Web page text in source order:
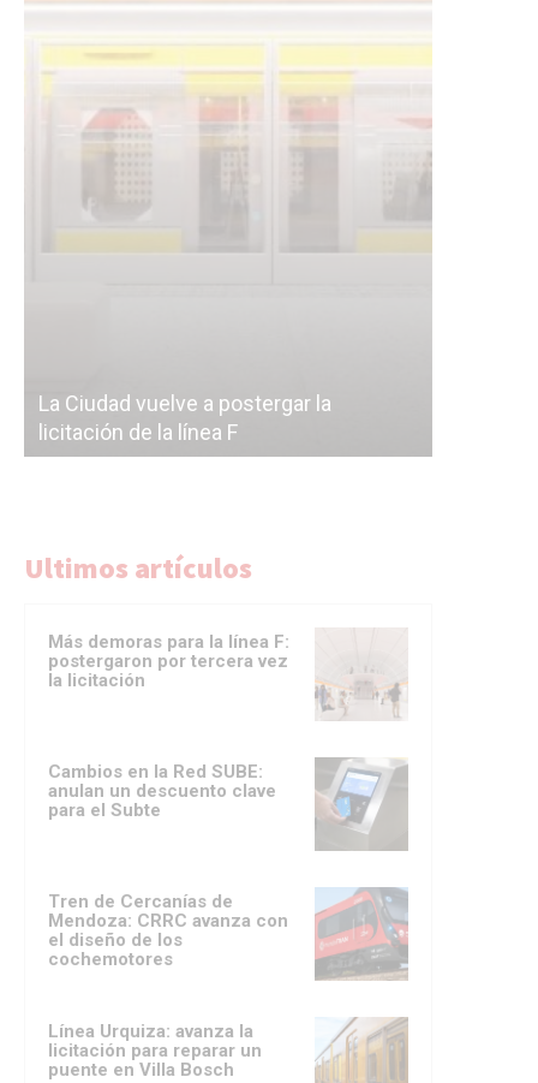
La Ciudad vuelve a postergar la
licitación de la línea F
Ultimos artículos
Más demoras para la línea F:
postergaron por tercera vez
la licitación
Cambios en la Red SUBE:
anulan un descuento clave
para el Subte
Tren de Cercanías de
Mendoza: CRRC avanza con
el diseño de los
cochemotores
Línea Urquiza: avanza la
licitación para reparar un
puente en Villa Bosch